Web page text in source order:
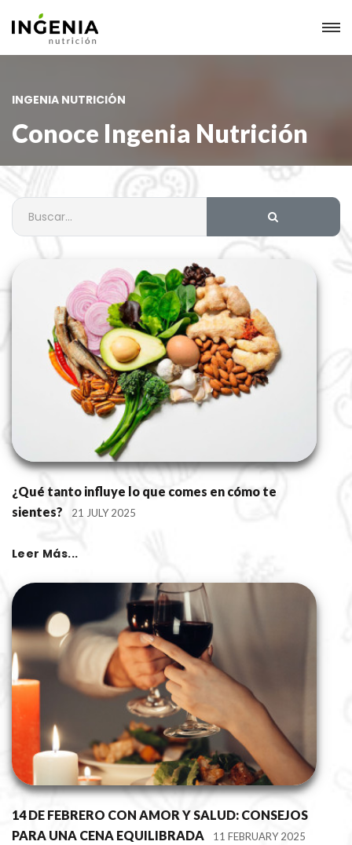
INGENIA NUTRICIÓN
Conoce Ingenia Nutrición
¿Qué tanto influye lo que comes en cómo te
sientes?
21 JULY 2025
Leer Más...
14 DE FEBRERO CON AMOR Y SALUD: CONSEJOS
PARA UNA CENA EQUILIBRADA
11 FEBRUARY 2025